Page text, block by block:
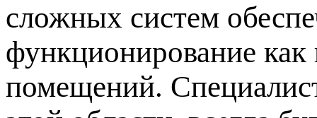
сложных систем
функционирование
помещений.